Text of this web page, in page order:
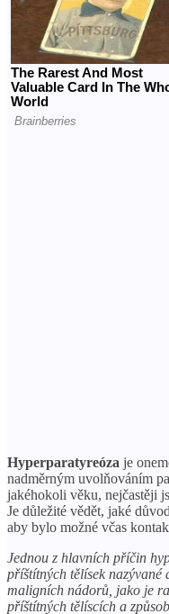
Hyperparatyreóza je
nadměrným uvolňováním
jakéhokoli věku, nejčastěji
Je důležité vědět, jaké
aby bylo možné včas
Jednou z hlavních příčin
příštítných tělísek nazývané
maligních nádorů, jako je
příštítných tělíscích a